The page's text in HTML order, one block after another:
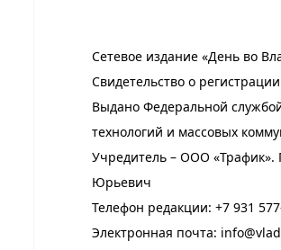
Сетевое издание «День во
Свидетельство о
Выдано Федеральной
технологий и массовых
Учредитель – ООО «Трафик».
Юрьевич
Телефон редакции: +7 931
Электронная почта: